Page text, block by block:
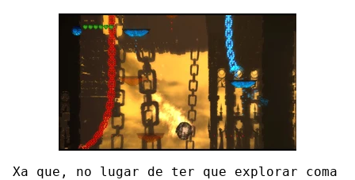
Xa que, no lugar de ter que explorar coma